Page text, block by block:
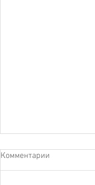
Комментарии